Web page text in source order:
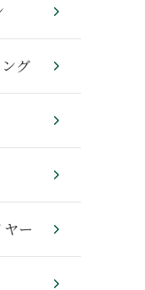
グ
ー